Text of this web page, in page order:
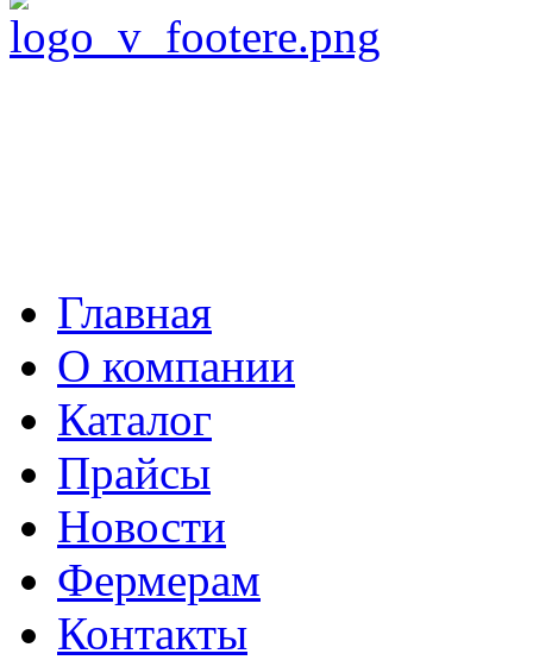
Главная
О компании
Каталог
Прайсы
Новости
Фермерам
Контакты